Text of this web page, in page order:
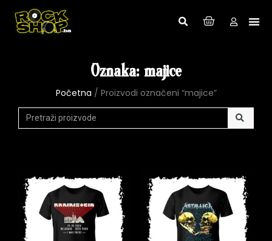
Oznaka: majice
Početna / Proizvodi označeni “majice”